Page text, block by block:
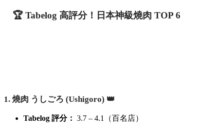
🏆 Tabelog 高評分！日本神級燒肉 TOP 6
1. 燒肉 うしごろ (Ushigoro) 👑
Tabelog 評分： 3.7 – 4.1（百名店）